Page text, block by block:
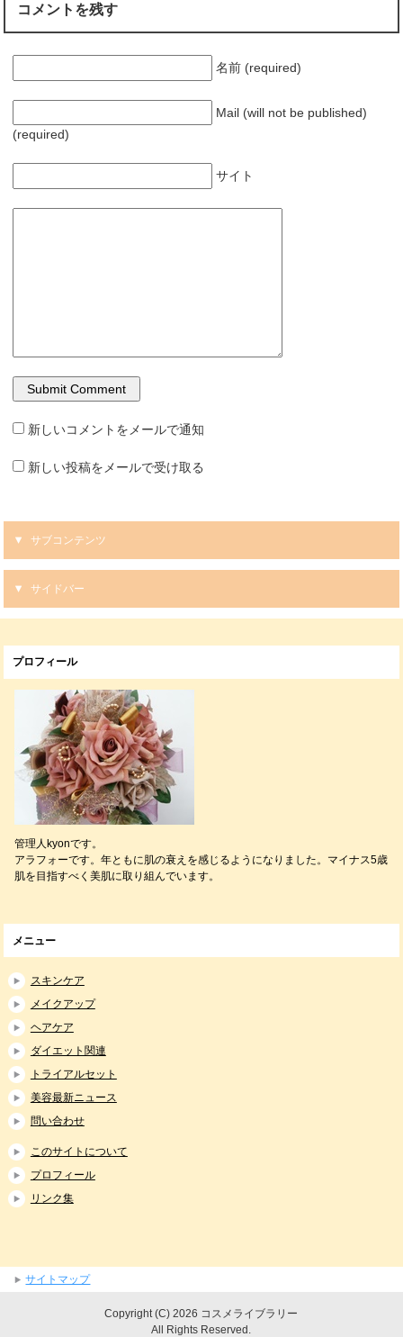
コメントを残す
名前 (required)
Mail (will not be published)
(required)
サイト
新しいコメントをメールで通知
新しい投稿をメールで受け取る
サブコンテンツ
サイドバー
プロフィール
管理人kyonです。
アラフォーです。年ともに肌の衰えを感じるようになりました。マイナス5歳
肌を目指すべく美肌に取り組んでいます。
メニュー
スキンケア
メイクアップ
ヘアケア
ダイエット関連
トライアルセット
美容最新ニュース
問い合わせ
このサイトについて
プロフィール
リンク集
サイトマップ
Copyright (C) 2026 コスメライブラリー
All Rights Reserved.